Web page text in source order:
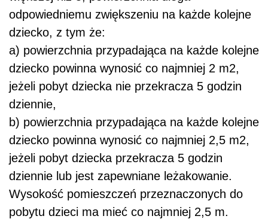
odpowiedniemu zwiększeniu na każde kolejne
dziecko, z tym że:
a) powierzchnia przypadająca na każde kolejne
dziecko powinna wynosić co najmniej 2 m2,
jeżeli pobyt dziecka nie przekracza 5 godzin
dziennie,
b) powierzchnia przypadająca na każde kolejne
dziecko powinna wynosić co najmniej 2,5 m2,
jeżeli pobyt dziecka przekracza 5 godzin
dziennie lub jest zapewniane leżakowanie.
Wysokość pomieszczeń przeznaczonych do
pobytu dzieci ma mieć co najmniej 2,5 m.